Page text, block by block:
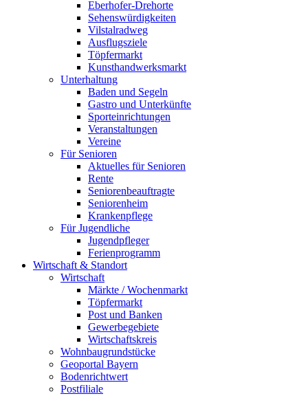
Eberhofer-Drehorte
Sehenswürdigkeiten
Vilstalradweg
Ausflugsziele
Töpfermarkt
Kunsthandwerksmarkt
Unterhaltung
Baden und Segeln
Gastro und Unterkünfte
Sporteinrichtungen
Veranstaltungen
Vereine
Für Senioren
Aktuelles für Senioren
Rente
Seniorenbeauftragte
Seniorenheim
Krankenpflege
Für Jugendliche
Jugendpfleger
Ferienprogramm
Wirtschaft & Standort
Wirtschaft
Märkte / Wochenmarkt
Töpfermarkt
Post und Banken
Gewerbegebiete
Wirtschaftskreis
Wohnbaugrundstücke
Geoportal Bayern
Bodenrichtwert
Postfiliale